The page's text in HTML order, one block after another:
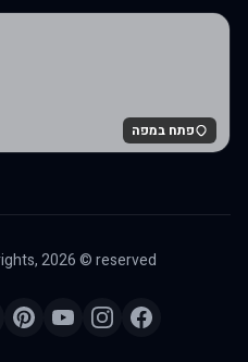
פתח במפה
2026© reserved